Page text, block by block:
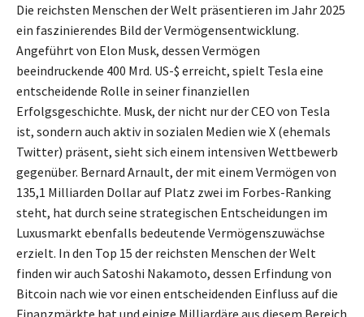
Die reichsten Menschen der Welt präsentieren im Jahr 2025
ein faszinierendes Bild der Vermögensentwicklung.
Angeführt von Elon Musk, dessen Vermögen
beeindruckende 400 Mrd. US-$ erreicht, spielt Tesla eine
entscheidende Rolle in seiner finanziellen
Erfolgsgeschichte. Musk, der nicht nur der CEO von Tesla
ist, sondern auch aktiv in sozialen Medien wie X (ehemals
Twitter) präsent, sieht sich einem intensiven Wettbewerb
gegenüber. Bernard Arnault, der mit einem Vermögen von
135,1 Milliarden Dollar auf Platz zwei im Forbes-Ranking
steht, hat durch seine strategischen Entscheidungen im
Luxusmarkt ebenfalls bedeutende Vermögenszuwächse
erzielt. In den Top 15 der reichsten Menschen der Welt
finden wir auch Satoshi Nakamoto, dessen Erfindung von
Bitcoin nach wie vor einen entscheidenden Einfluss auf die
Finanzmärkte hat und einige Milliardäre aus diesem Bereich